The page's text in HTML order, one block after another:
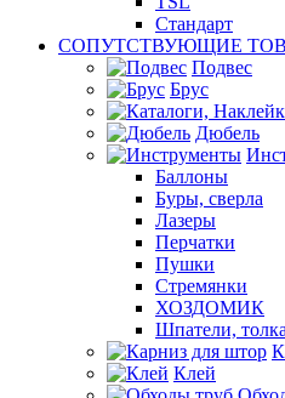
Стандарт
СОПУТСТВУЮЩИЕ
Подвес
Брус
Дюбель
Баллоны
Буры, сверла
Лазеры
Перчатки
Пушки
Стремянки
ХОЗДОМИК
Шпатели,
Клей